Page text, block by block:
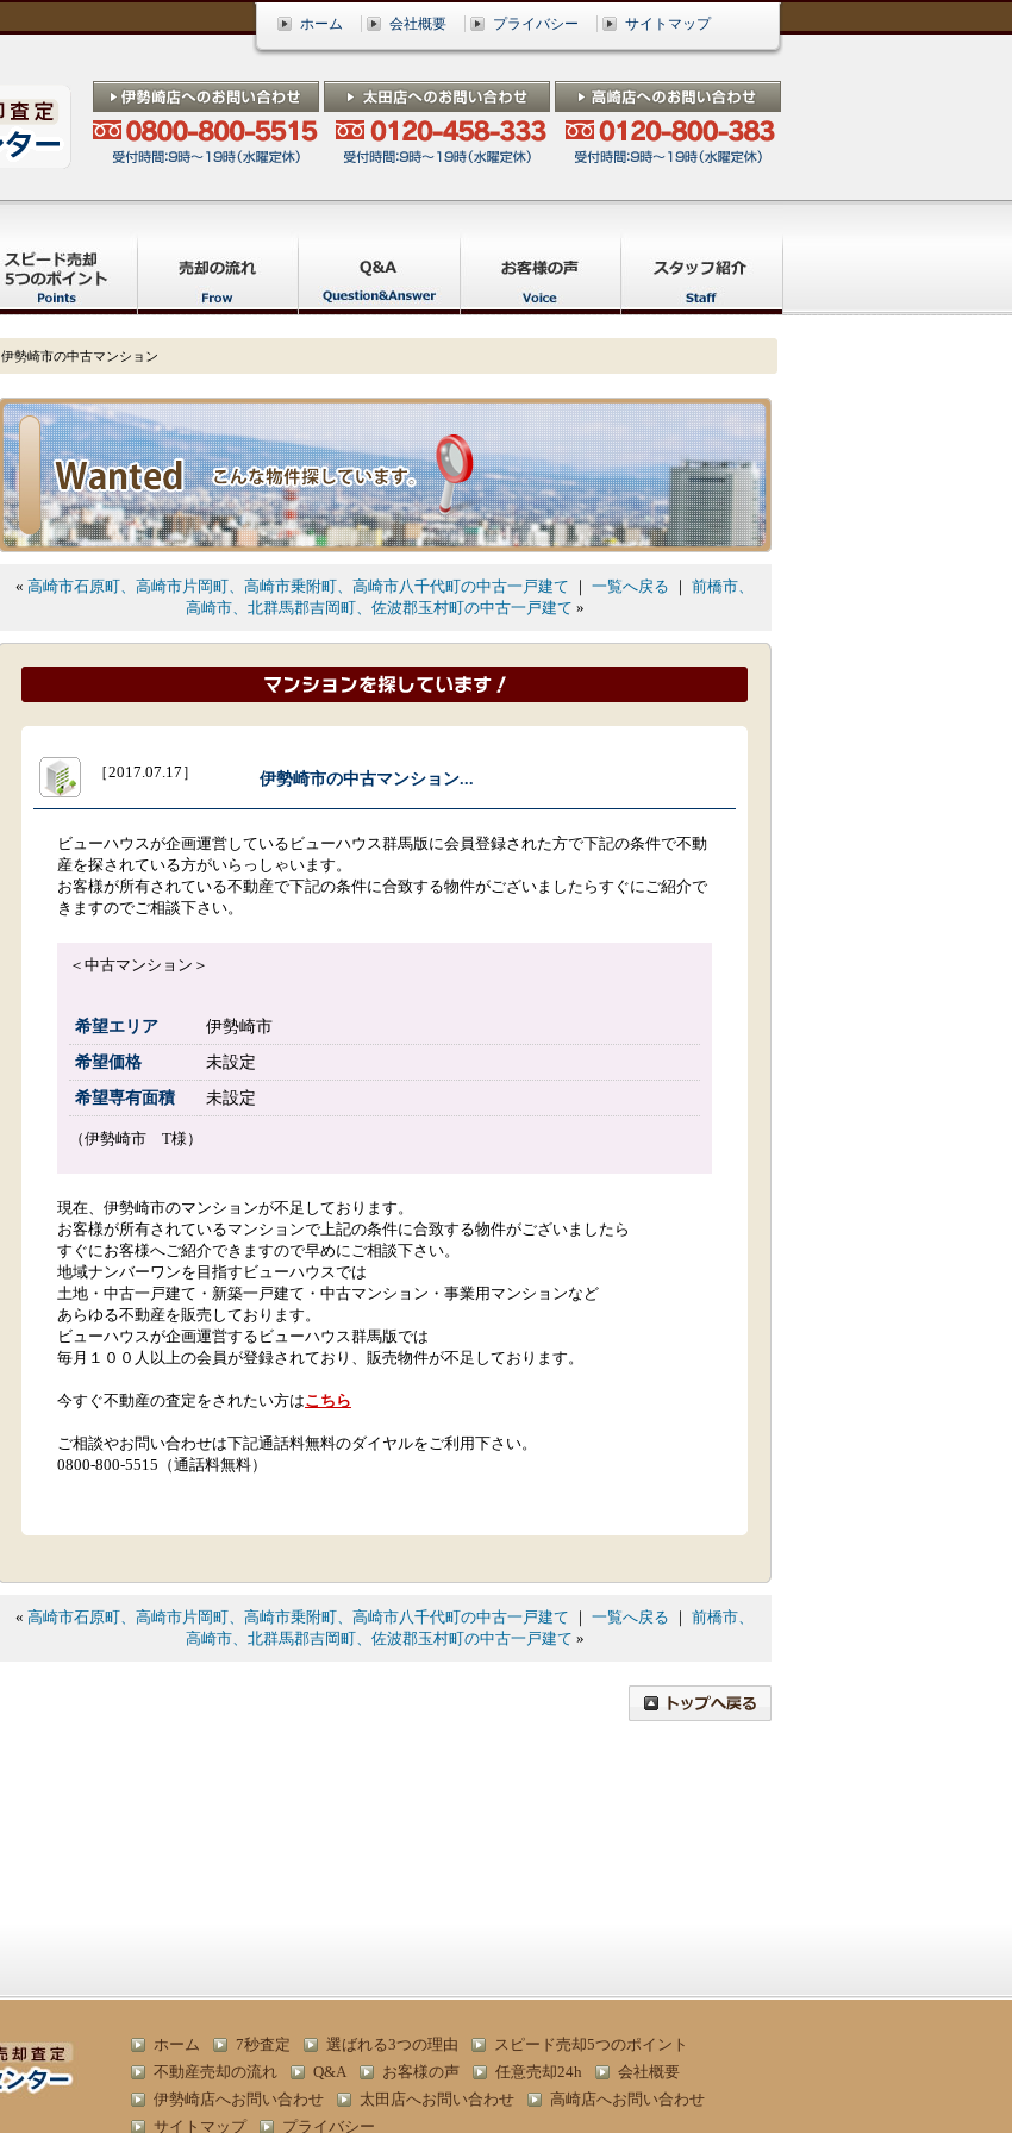
ホーム 会社概要 プライバシー サイトマップ
伊勢崎市の中古マンション
« 高崎市石原町、高崎市片岡町、高崎市乗附町、高崎市八千代町の中古一戸建て ｜ 一覧へ戻る ｜ 前橋市、
高崎市、北群馬郡吉岡町、佐波郡玉村町の中古一戸建て »
［2017.07.17］ 伊勢崎市の中古マンション...
ビューハウスが企画運営しているビューハウス群馬版に会員登録された方で下記の条件で不動
産を探されている方がいらっしゃいます。
お客様が所有されている不動産で下記の条件に合致する物件がございましたらすぐにご紹介で
きますのでご相談下さい。
＜中古マンション＞
希望エリア
伊勢崎市
希望価格
未設定
希望専有面積
未設定
（伊勢崎市 T様）
現在、伊勢崎市のマンションが不足しております。
お客様が所有されているマンションで上記の条件に合致する物件がございましたら
すぐにお客様へご紹介できますので早めにご相談下さい。
地域ナンバーワンを目指すビューハウスでは
土地・中古一戸建て・新築一戸建て・中古マンション・事業用マンションなど
あらゆる不動産を販売しております。
ビューハウスが企画運営するビューハウス群馬版では
毎月１００人以上の会員が登録されており、販売物件が不足しております。
今すぐ不動産の査定をされたい方はこちら
ご相談やお問い合わせは下記通話料無料のダイヤルをご利用下さい。
0800-800-5515（通話料無料）
« 高崎市石原町、高崎市片岡町、高崎市乗附町、高崎市八千代町の中古一戸建て ｜ 一覧へ戻る ｜ 前橋市、
高崎市、北群馬郡吉岡町、佐波郡玉村町の中古一戸建て »
ホーム 7秒査定 選ばれる3つの理由
スピード売却5つのポイント
不動産売却の流れ
Q&A お客様の声 任意売却24h
会社概要
伊勢崎店へお問い合わせ
太田店へお問い合わせ
高崎店へお問い合わせ
サイトマップ
プライバシー